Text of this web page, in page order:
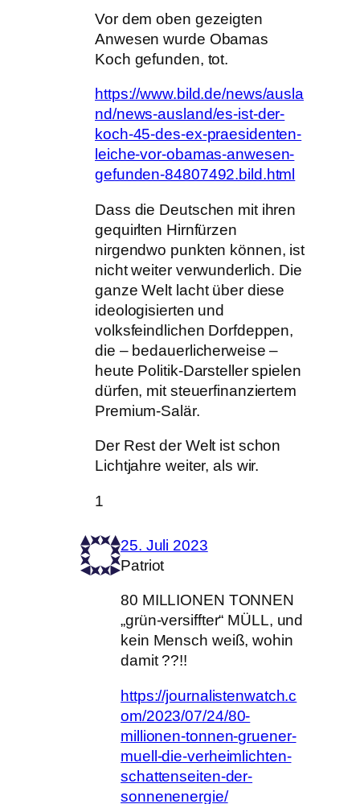
Vor dem oben gezeigten
Anwesen wurde Obamas
Koch gefunden, tot.
https://www.bild.de/news/ausla
nd/news-ausland/es-ist-der-
koch-45-des-ex-praesidenten-
leiche-vor-obamas-anwesen-
gefunden-84807492.bild.html
Dass die Deutschen mit ihren
gequirlten Hirnfürzen
nirgendwo punkten können, ist
nicht weiter verwunderlich. Die
ganze Welt lacht über diese
ideologisierten und
volksfeindlichen Dorfdeppen,
die – bedauerlicherweise –
heute Politik-Darsteller spielen
dürfen, mit steuerfinanziertem
Premium-Salär.
Der Rest der Welt ist schon
Lichtjahre weiter, als wir.
1
25. Juli 2023
Patriot
80 MILLIONEN TONNEN
„grün-versiffter“ MÜLL, und
kein Mensch weiß, wohin
damit ??!!
https://journalistenwatch.c
om/2023/07/24/80-
millionen-tonnen-gruener-
muell-die-verheimlichten-
schattenseiten-der-
sonnenenergie/